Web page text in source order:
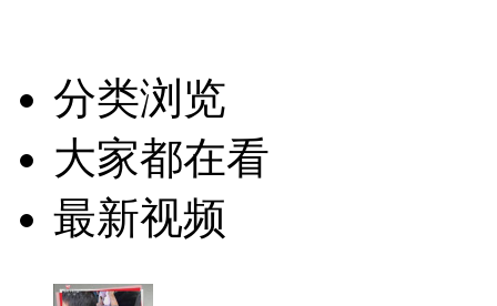
分类浏览
大家都在看
最新视频